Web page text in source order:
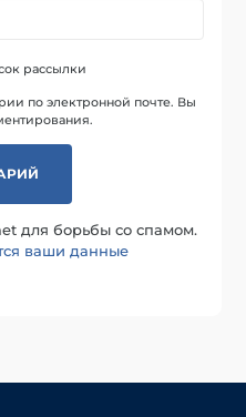
рассылки
по электронной почте. Вы
для борьбы со спамом.
ваши данные